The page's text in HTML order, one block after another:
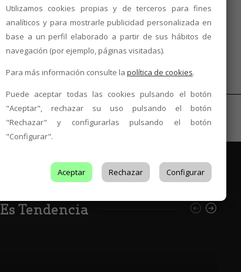
Es Tendencia
Utilizamos cookies propias y de terceros para fines
analíticos y para mostrarle publicidad personalizada en
base a un perfil elaborado a partir de sus hábitos de
navegación (por ejemplo, páginas visitadas).
Para más información consulte la política de cookies.
Puede aceptar todas las cookies pulsando el botón
"Aceptar", rechazar su uso pulsando el botón
"Rechazar" y configurarlas pulsando el botón
"Configurar".
Aceptar Rechazar Configurar